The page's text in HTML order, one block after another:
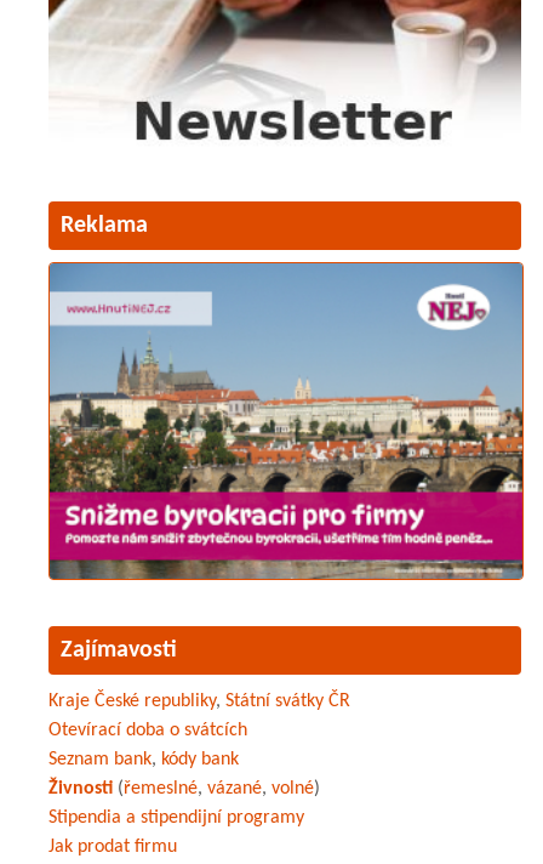
Reklama
Zajímavosti
Kraje České republiky, Státní svátky ČR
Otevírací doba o svátcích
Seznam bank, kódy bank
Živnosti (řemeslné, vázané, volné)
Stipendia a stipendijní programy
Jak prodat firmu